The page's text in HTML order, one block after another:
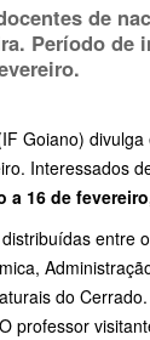
de
Período de
.
Goiano)
Interessados
a 16 de
entre
do
professor